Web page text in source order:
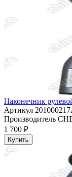
Наконечник
Артикул
Производитель
1 700 ₽
Купить